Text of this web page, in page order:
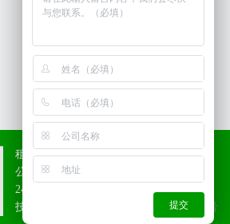
租花乐——上海乐奇花卉园艺有限公司
公司基地总部：上海青浦区华纪路600号
24服务热线：17721449281/17721449281
技术支持： 涛艾科技
沪ICP备17021262号
提交